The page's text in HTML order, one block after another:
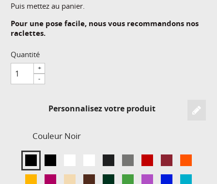
Puis mettez au panier.
Pour une pose facile, nous vous recommandons nos
raclettes.
Quantité
+
-
Personnalisez votre produit
Couleur Noir